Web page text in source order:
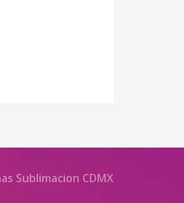
Sublimacion CDMX